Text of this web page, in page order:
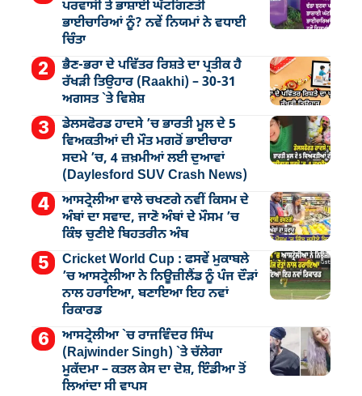
ਪਰਵਾਸੀ ਤੇ ਭਾਸ਼ਾਈ ਘੱਟਗਿਣਤੀ
ਭਾਈਚਾਰਿਆਂ ਨੂੰ? ਨਵੇਂ ਨਿਯਮਾਂ ਨੇ ਵਧਾਈ
ਚਿੰਤਾ
ਭੈਣ-ਭਰਾ ਦੇ ਪਵਿੱਤਰ ਰਿਸ਼ਤੇ ਦਾ ਪ੍ਰਤੀਕ ਹੈ
ਰੱਖੜੀ ਤਿਉਹਾਰ (Raakhi) – 30-31
ਅਗਸਤ `ਤੇ ਵਿਸ਼ੇਸ਼
ਡੇਲਸਫੋਰਡ ਹਾਦਸੇ ’ਚ ਭਾਰਤੀ ਮੂਲ ਦੇ 5
ਵਿਅਕਤੀਆਂ ਦੀ ਮੌਤ ਮਗਰੋਂ ਭਾਈਚਾਰਾ
ਸਦਮੇ ’ਚ, 4 ਜ਼ਖ਼ਮੀਆਂ ਲਈ ਦੁਆਵਾਂ
(Daylesford SUV Crash News)
ਆਸਟ੍ਰੇਲੀਆ ਵਾਲੇ ਚਖਣਗੇ ਨਵੀਂ ਕਿਸਮ ਦੇ
ਅੰਬਾਂ ਦਾ ਸਵਾਦ, ਜਾਣੋ ਅੰਬਾਂ ਦੇ ਮੌਸਮ ’ਚ
ਕਿੰਝ ਚੁਣੀਏ ਬਿਹਤਰੀਨ ਅੰਬ
Cricket World Cup : ਫਸਵੇਂ ਮੁਕਾਬਲੇ
’ਚ ਆਸਟ੍ਰੇਲੀਆ ਨੇ ਨਿਊਜ਼ੀਲੈਂਡ ਨੂੰ ਪੰਜ ਦੌੜਾਂ
ਨਾਲ ਹਰਾਇਆ, ਬਣਾਇਆ ਇਹ ਨਵਾਂ
ਰਿਕਾਰਡ
ਆਸਟ੍ਰੇਲੀਆ `ਚ ਰਾਜਵਿੰਦਰ ਸਿੰਘ
(Rajwinder Singh) `ਤੇ ਚੱਲੇਗਾ
ਮੁੁਕੱਦਮਾ – ਕਤਲ ਕੇਸ ਦਾ ਦੋਸ਼, ਇੰਡੀਆ ਤੋਂ
ਲਿਆਂਦਾ ਸੀ ਵਾਪਸ